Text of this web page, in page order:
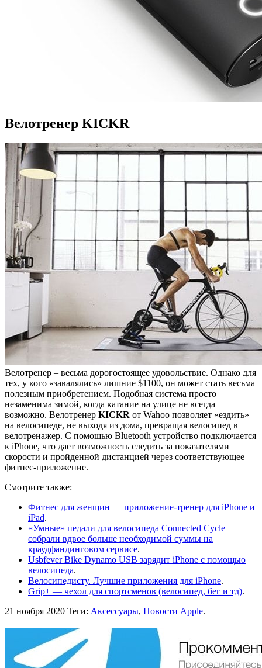
Велотренер KICKR
Велотренер – весьма дорогостоящее удовольствие. Однако для
тех, у кого «завалялись» лишние $1100, он может стать весьма
полезным приобретением. Подобная система просто
незаменима зимой, когда катание на улице не всегда
возможно. Велотренер KICKR от Wahoo позволяет «ездить»
на велосипеде, не выходя из дома, превращая велосипед в
велотренажер. С помощью Bluetooth устройство подключается
к iPhone, что дает возможность следить за показателями
скорости и пройденной дистанцией через соответствующее
фитнес-приложение.
Смотрите также:
Фитнес для женщин — приложение-тренер для iPhone и
iPad.
«Умные» педали для велосипеда Connected Cycle
собрали вдвое больше необходимой суммы на
краудфандинговом сервисе.
Usbfever Bike Dynamo USB зарядит iPhone с помощью
велосипеда.
Велосипедисту. Лучшие приложения для iPhone.
Grip+ — чехол для спортсменов (велосипед, бег и тд).
21 ноября 2020 Теги: Аксессуары, Новости Apple.